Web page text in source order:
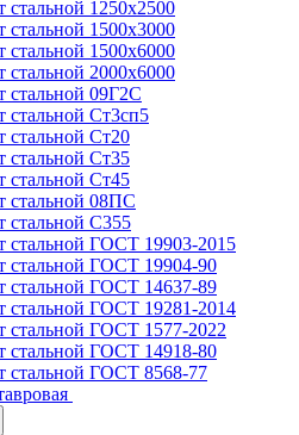
стальной 1250х2500
стальной 1500х3000
стальной 1500х6000
стальной 2000х6000
стальной 09Г2С
стальной Ст3сп5
стальной Ст20
стальной Ст35
стальной Ст45
стальной 08ПС
стальной С355
стальной ГОСТ 19903-2015
стальной ГОСТ 19904-90
стальной ГОСТ 14637-89
стальной ГОСТ 19281-2014
стальной ГОСТ 1577-2022
стальной ГОСТ 14918-80
стальной ГОСТ 8568-77